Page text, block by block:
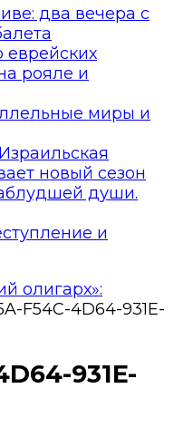
два вечера с
еврейских
рояле и
миры и
новый сезон
души.
и
олигарх»:
F54C-4D64-931E-
931E-